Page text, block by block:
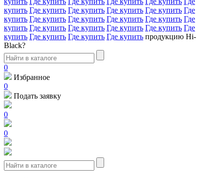
купить Где купить Где купить Где купить Где купить Где
купить Где купить Где купить Где купить Где купить Где
купить Где купить Где купить Где купить Где купить Где
купить Где купить Где купить Где купить продукцию Hi-
Black?
0
Избранное
0
Подать заявку
0
0